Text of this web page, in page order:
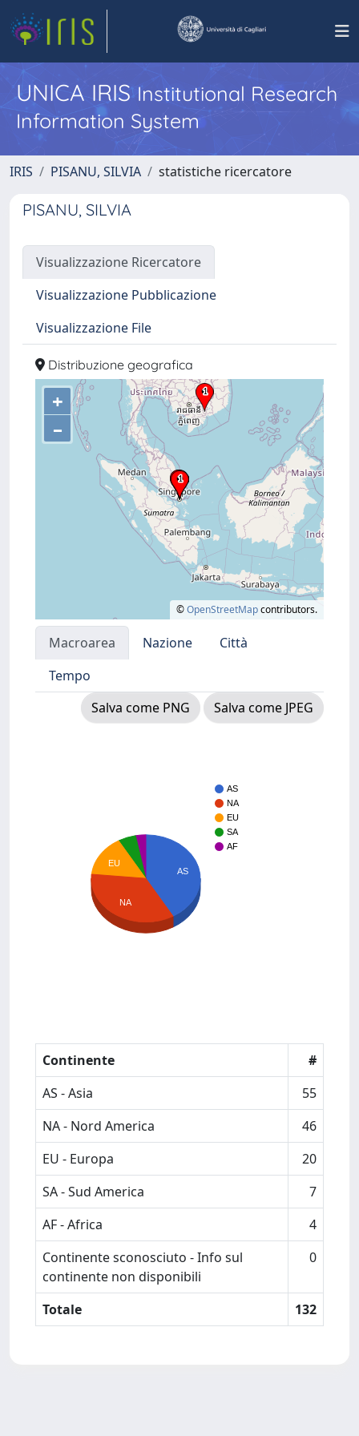
UNICA IRISInstitutional Research
Information System
IRIS PISANU, SILVIA statistiche ricercatore
PISANU, SILVIA
Visualizzazione Ricercatore
Visualizzazione Pubblicazione
Visualizzazione File
Distribuzione geografica
+
–
©OpenStreetMapcontributors.
Macroarea Nazione
Città
Tempo
Salva come PNG
Salva come JPEG
AS
NA
EU
SA
AF
AS
EU
NA
Continente
#
AS - Asia
55
NA - Nord America
46
EU - Europa
20
SA - Sud America
7
AF - Africa
4
Continente sconosciuto - Info sul
continente non disponibili
0
Totale 132